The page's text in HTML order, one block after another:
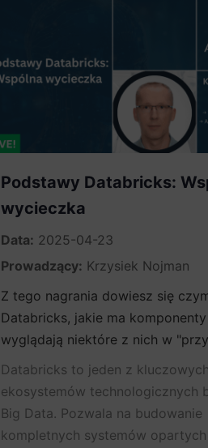
Podstawy Databricks:
wycieczka​
Data: 2025-04-23
Prowadzący: Krzysiek Nojman
Z tego nagrania dowiesz się
Databricks, jakie ma
wyglądają niektóre z nich w
Databricks to jeden z kluczowych
ekosystemów technologicznych
Big Data. Pozwala na budowanie
kompletnych systemów opartych